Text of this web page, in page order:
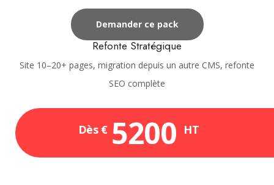
Demander ce pack
Refonte Stratégique
Site 10–20+ pages, migration depuis un autre CMS, refonte
SEO complète
Dès € 5200 HT